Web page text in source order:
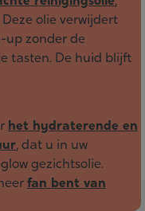
olie verwijdert
up zonder de
tasten. De huid blijft
het hydraterende en
, dat u in uw
gezichtsolie.
fan bent van